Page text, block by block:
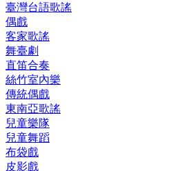
臺灣台語歌謠
偶戲
客家歌謠
舞臺劇
直笛合奏
絲竹室內樂
傳統偶戲
東南亞歌謠
兒童樂隊
兒童舞蹈
布袋戲
皮影戲